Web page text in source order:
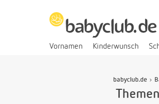
Vornamen Kinderwunsch
babyclub.de